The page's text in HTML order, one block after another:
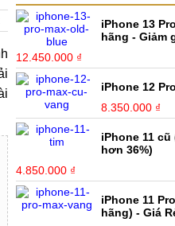
iPhone 13
hãng - Giảm
12.450.000 ₫
iPhone 12
8.350.000 ₫
iPhone 11
hơn 36%)
4.850.000 ₫
iPhone 11
hãng) - Giá